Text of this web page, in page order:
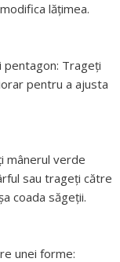
lățimea.
pentagon: Trageți
pentru a ajusta
mânerul verde
sau trageți către
coada săgeții.
unei forme: